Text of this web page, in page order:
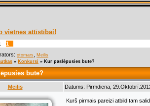
vietnes attīstībai!
1
otomars
Meilis
» Konkursi » Kur paslēpusies bute?
bute?
Meilis Datums: Pirmdiena,
Kurš pirmais pareizi atbild tam